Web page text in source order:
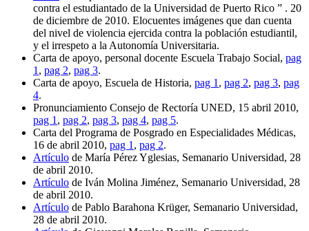
contra el estudiantado de la Universidad de Puerto Rico ” . 20
de diciembre de 2010. Elocuentes imágenes que dan cuenta
del nivel de violencia ejercida contra la población estudiantil,
y el irrespeto a la Autonomía Universitaria.
Carta de apoyo, personal docente Escuela Trabajo Social, pag
1 , pag 2, pag 3.
Carta de apoyo, Escuela de Historia, pag 1 , pag 2, pag 3, pag
4.
Pronunciamiento Consejo de Rectoría UNED, 15 abril 2010,
pag 1 , pag 2, pag 3, pag 4, pag 5.
Carta del Programa de Posgrado en Especialidades Médicas,
16 de abril 2010, pag 1 , pag 2.
Artículo de María Pérez Yglesias, Semanario Universidad, 28
de abril 2010.
Artículo de Iván Molina Jiménez, Semanario Universidad, 28
de abril 2010.
Artículo de Pablo Barahona Krüger, Semanario Universidad,
28 de abril 2010.